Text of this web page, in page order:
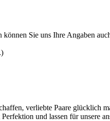
Sie uns Ihre Angaben
verliebte Paare glücklich
und lassen für unsere